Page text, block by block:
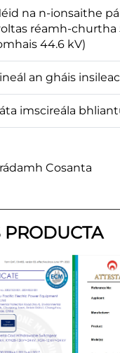
na n-ionsaithe
réamh-churtha
44.6 kV)
an gháis
imscireála
Cosanta
PRODUCTA